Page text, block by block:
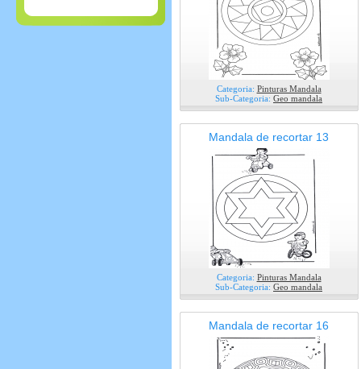
Categoria: Pinturas Mandala
Sub-Categoria: Geo mandala
Mandala de recortar 13
Categoria: Pinturas Mandala
Sub-Categoria: Geo mandala
Mandala de recortar 16